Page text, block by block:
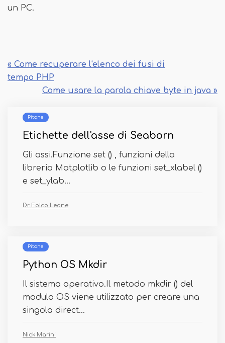
un PC.
« Come recuperare l'elenco dei fusi di
tempo PHP
Come usare la parola chiave byte in java »
Pitone
Etichette dell'asse di Seaborn
Gli assi.Funzione set () , funzioni della
libreria Matplotlib o le funzioni set_xlabel ()
e set_ylab...
Dr. Folco Leone
Pitone
Python OS Mkdir
Il sistema operativo.Il metodo mkdir () del
modulo OS viene utilizzato per creare una
singola direct...
Nick Marini